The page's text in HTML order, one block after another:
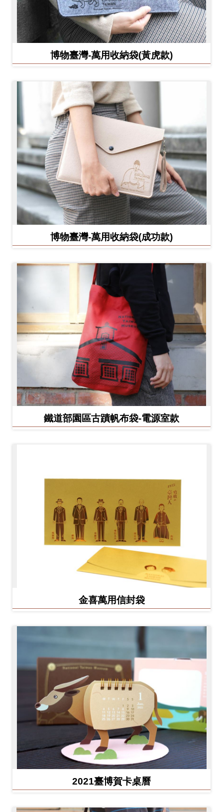
博物臺灣-萬用收納袋(黃虎款)
博物臺灣-萬用收納袋(成功款)
鐵道部園區古蹟帆布袋-電源室款
金喜萬用信封袋
2021臺博賀卡桌曆